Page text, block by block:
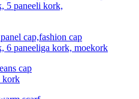
5 paneeli kork,
6 paneeliga kork, moekork
kork